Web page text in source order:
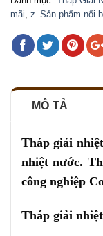
mãi, z_Sản phẩm nổi
MÔ TẢ
Tháp giải
nhiệt nước.
công nghiệp
Tháp giải